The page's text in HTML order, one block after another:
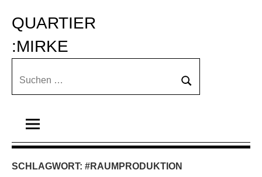
Inhalt
springen
QUARTIER
:MIRKE
Suchen
Suchen
SCHLAGWORT: #RAUMPRODUKTION